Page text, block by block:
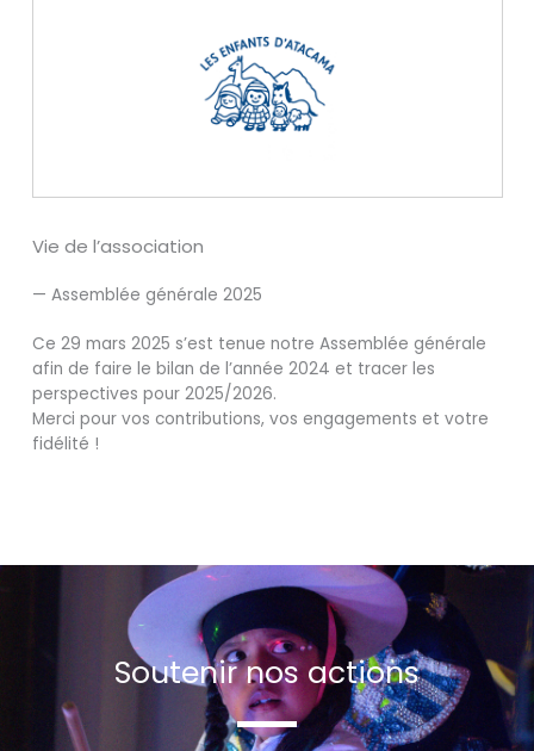
Vie de l’association
— Assemblée générale 2025
Ce 29 mars 2025 s’est tenue notre Assemblée générale
afin de faire le bilan de l’année 2024 et tracer les
perspectives pour 2025/2026.
Merci pour vos contributions, vos engagements et votre
fidélité !
Soutenir nos actions